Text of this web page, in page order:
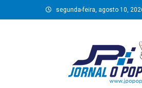
to
segunda-feira, agosto 10,